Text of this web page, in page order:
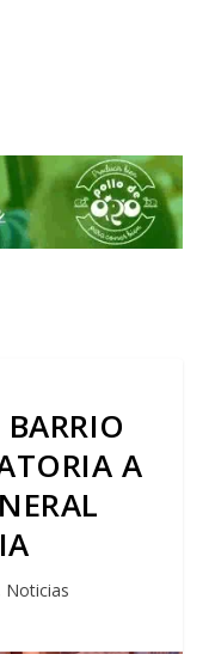
A
Noticias